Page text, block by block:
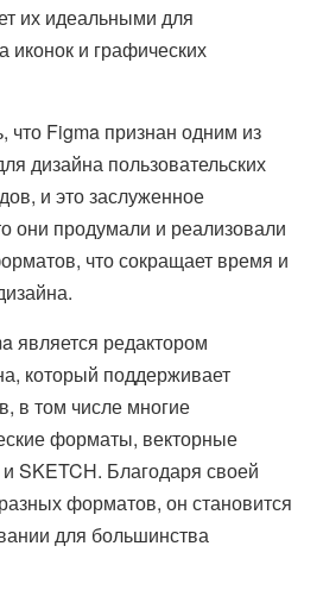
их идеальными для
иконок и графических
что Figma признан одним из
дизайна пользовательских
и это заслуженное
они продумали и реализовали
что сокращает время и
является редактором
который поддерживает
в том числе многие
форматы, векторные
SKETCH. Благодаря своей
форматов, он становится
для большинства